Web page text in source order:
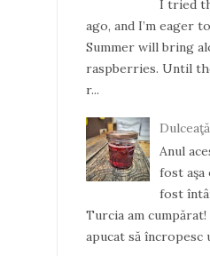
I tried
ago, and I’m eager
Summer will bring
raspberries. Until
r...
Anul
fost aşa
fost
Turcia am cumpărat!
apucat să încropesc